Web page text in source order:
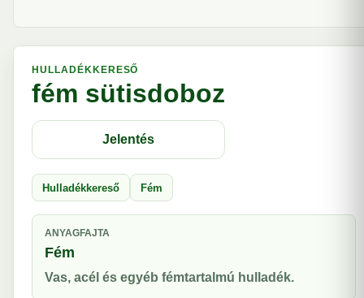
HULLADÉKKERESŐ
fém sütisdoboz
Jelentés
Hulladékkereső Fém
ANYAGFAJTA
Fém
Vas, acél és egyéb fémtartalmú hulladék.